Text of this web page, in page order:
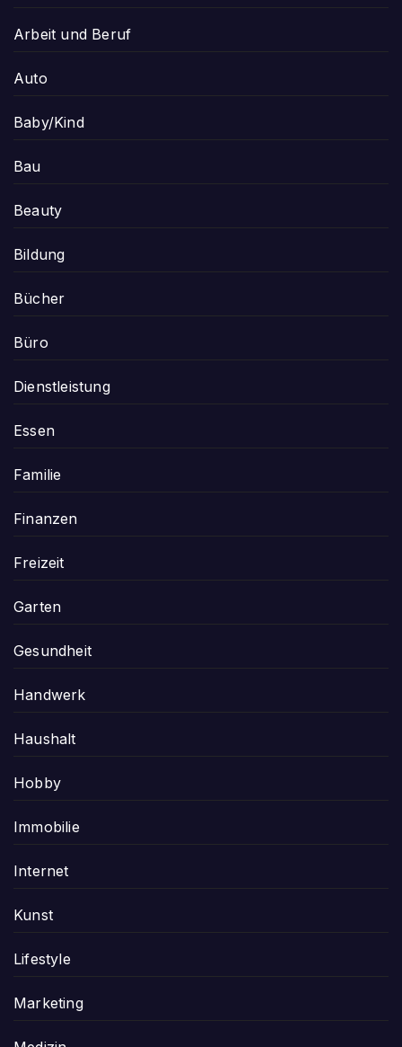
Arbeit und Beruf
Auto
Baby/Kind
Bau
Beauty
Bildung
Bücher
Büro
Dienstleistung
Essen
Familie
Finanzen
Freizeit
Garten
Gesundheit
Handwerk
Haushalt
Hobby
Immobilie
Internet
Kunst
Lifestyle
Marketing